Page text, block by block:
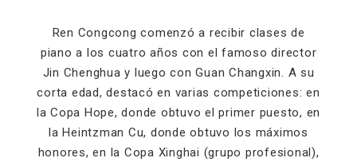
Ren Congcong comenzó a recibir clases de
piano a los cuatro años con el famoso director
Jin Chenghua y luego con Guan Changxin. A su
corta edad, destacó en varias competiciones: en
la Copa Hope, donde obtuvo el primer puesto, en
la Heintzman Cu, donde obtuvo los máximos
honores, en la Copa Xinghai (grupo profesional),